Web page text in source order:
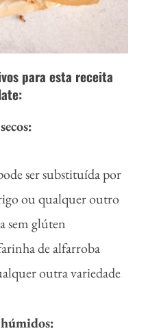
para esta receita
ser substituída por
ou qualquer outro
sem glúten
de alfarroba
outra variedade